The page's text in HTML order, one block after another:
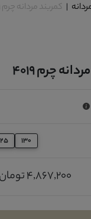
| کمربند مردانه چرم 4019
چرم 4019
125 130
4,867,200 تومان